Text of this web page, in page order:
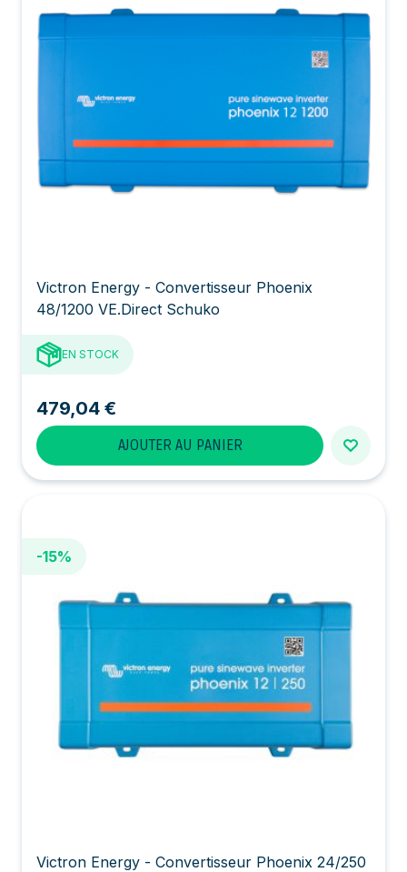
Victron Energy - Convertisseur Phoenix
48/1200 VE.Direct Schuko
EN STOCK
479,04 €
AJOUTER AU PANIER
-15%
Victron Energy - Convertisseur Phoenix 24/250